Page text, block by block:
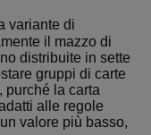
variante di
il mazzo di
distribuite in sette
gruppi di carte
purché la carta
alle regole
valore più basso,